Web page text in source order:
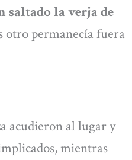
saltado la verja de
otro permanecía fuera
acudieron al lugar y
mientras